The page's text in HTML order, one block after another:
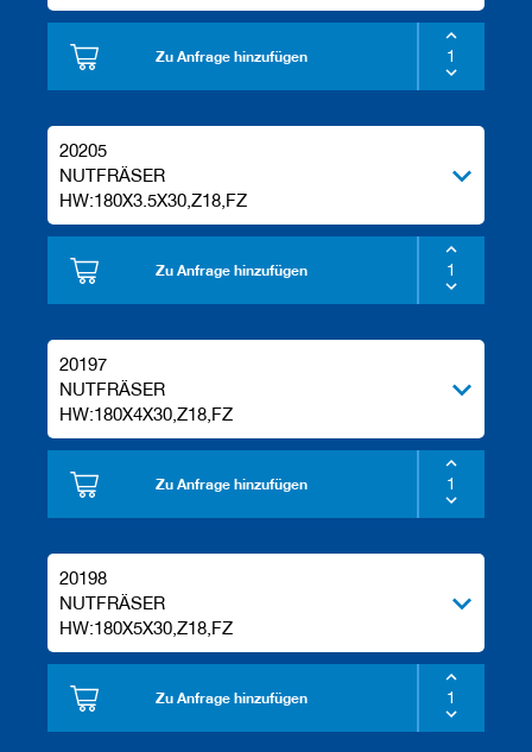
Zu Anfrage hinzufügen
20205
NUTFRÄSER
HW:180X3.5X30,Z18,FZ
Zu Anfrage hinzufügen
20197
NUTFRÄSER
HW:180X4X30,Z18,FZ
Zu Anfrage hinzufügen
20198
NUTFRÄSER
HW:180X5X30,Z18,FZ
Zu Anfrage hinzufügen